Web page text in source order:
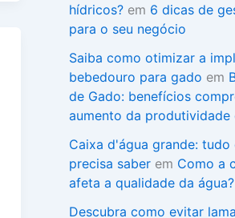
hídricos? em 6 dicas de
para o seu negócio
Saiba como otimizar a
bebedouro para gado em
de Gado: benefícios
aumento da produtividade
Caixa d'água grande: tudo
precisa saber em Como a
afeta a qualidade da água?
Descubra como evitar